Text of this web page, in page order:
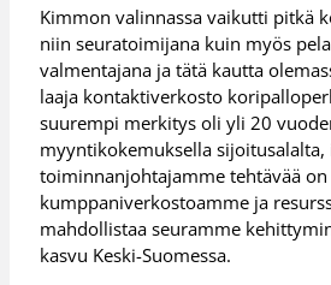
Kimmon valinnassa vaikutti pitkä
niin seuratoimijana kuin myös
valmentajana ja tätä kautta
laaja kontaktiverkosto
suurempi merkitys oli yli 20
myyntikokemuksella sijoitusalalta,
toiminnanjohtajamme tehtävää on
kumppaniverkostoamme ja
mahdollistaa seuramme
kasvu Keski-Suomessa.